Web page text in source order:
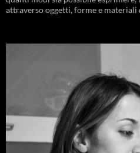
attraverso oggetti, forme e materiali